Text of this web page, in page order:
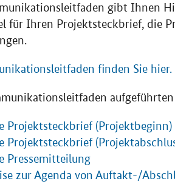
gibt Ihnen
für Ihren Projektsteckbrief, die
finden Sie hier.
Projektsteckbrief (Projektbeginn)
Projektsteckbrief
Pressemitteilung
zur Agenda von Auftakt-/